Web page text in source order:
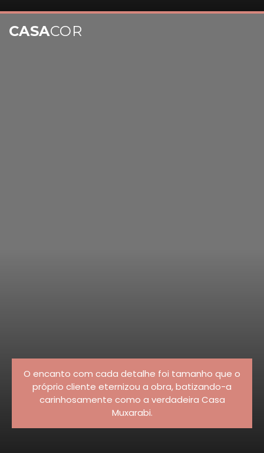
O encanto com cada detalhe foi tamanho que o
próprio cliente eternizou a obra, batizando-a
carinhosamente como a verdadeira Casa
Muxarabi.
CASACOR